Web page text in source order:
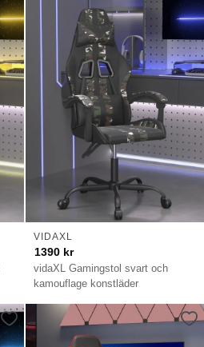
vidaXL Gamingstol svart och
kamouflage konstläder
VIDAXL
1390 kr